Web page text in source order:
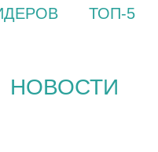
ТОП-5
НОВОСТИ